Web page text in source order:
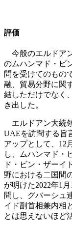
評価
今般のエルドア
のムハンマド・ビ
問を受けてのもの
融、貿易分野に関
結しただけでなく
き出した。
エルドアン大統
UAEを訪問する旨
アップとして、12
し、ムハンマド・
ド・ビン・ザーイ
野における二国間
が明けた2022年1
問し、グバーシュ
イド副首相兼内相
とは思えないほど